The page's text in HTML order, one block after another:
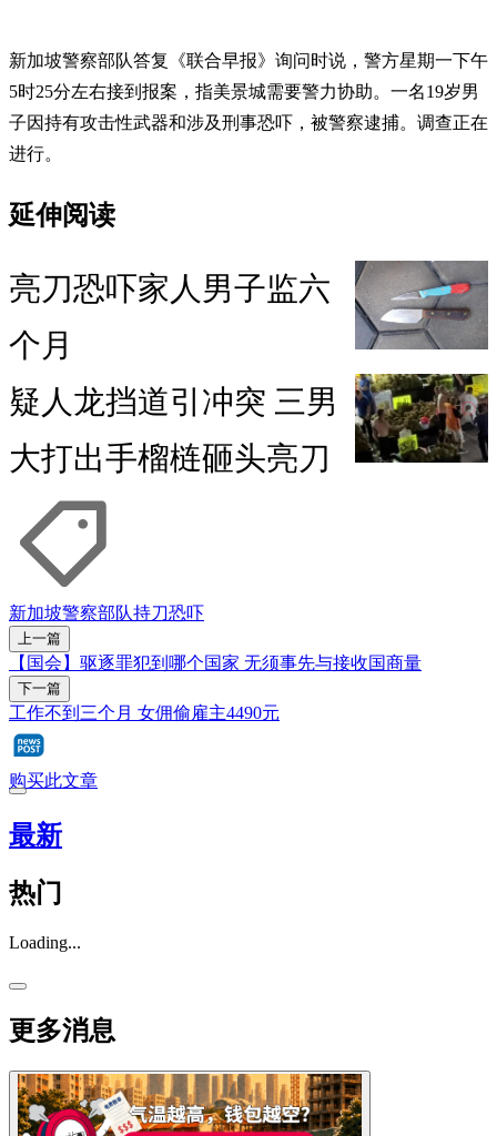
新加坡警察部队答复《联合早报》询问时说，警方星期一下午
5时25分左右接到报案，指美景城需要警力协助。一名19岁男
子因持有攻击性武器和涉及刑事恐吓，被警察逮捕。调查正在
进行。
延伸阅读
亮刀恐吓家人男子监六
个月
疑人龙挡道引冲突 三男
大打出手榴梿砸头亮刀
新加坡警察部队持刀恐吓
上一篇
【国会】驱逐罪犯到哪个国家 无须事先与接收国商量
下一篇
工作不到三个月 女佣偷雇主4490元
购买此文章
最新
热门
Loading...
更多消息